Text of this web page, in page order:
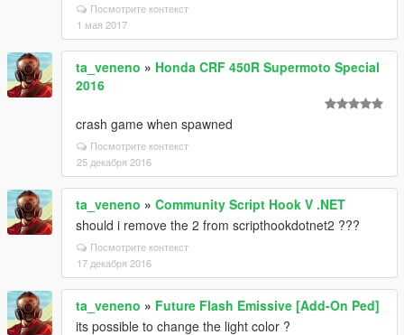
Посмотрите контекст
1 мая 2017
ta_veneno » Honda CRF 450R Supermoto Special
2016
crash game when spawned
Посмотрите контекст
25 декабря 2016
ta_veneno » Community Script Hook V .NET
should i remove the 2 from scripthookdotnet2 ???
Посмотрите контекст
17 декабря 2016
ta_veneno » Future Flash Emissive [Add-On Ped]
its possible to change the light color ?